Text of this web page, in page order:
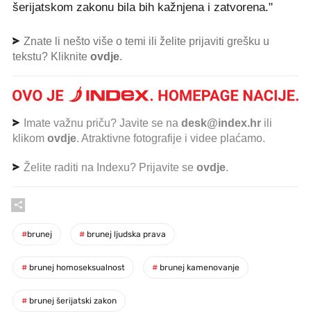
šerijatskom zakonu bila bih kažnjena i zatvorena."
Znate li nešto više o temi ili želite prijaviti grešku u
tekstu? Kliknite ovdje.
Imate važnu priču? Javite se na desk@index.hr ili
klikom ovdje. Atraktivne fotografije i videe plaćamo.
Želite raditi na Indexu? Prijavite se ovdje.
#brunej # brunej ljudska prava
# brunej homoseksualnost # brunej kamenovanje
# brunej šerijatski zakon